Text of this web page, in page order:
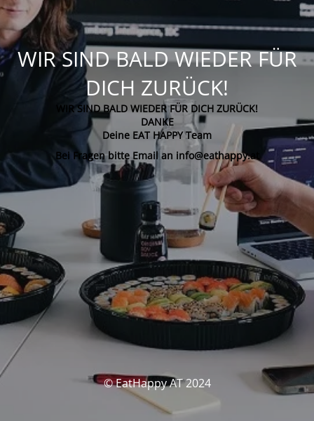
WIR SIND BALD WIEDER FÜR
DICH ZURÜCK!
WIR SIND BALD WIEDER FÜR DICH ZURÜCK!
DANKE
Deine EAT HAPPY Team
Bei Fragen bitte Email an info@eathappy.at
© EatHappy AT 2024